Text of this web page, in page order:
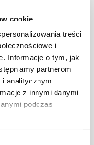
cookie
treści
i
Informacje o tym, jak
partnerom
i analitycznym.
z innymi danymi
podczas